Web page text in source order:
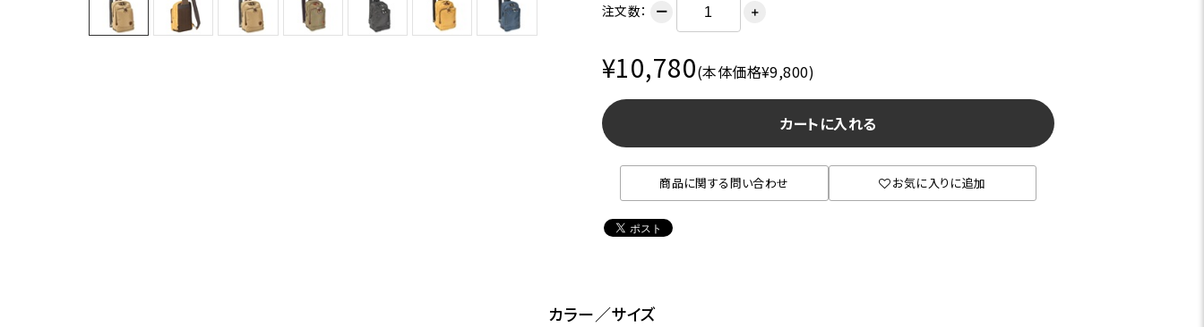
注文数： ー ＋
¥10,780(本体価格¥9,800)
カートに入れる
商品に関する問い合わせ お気に入りに追加
カラー／サイズ